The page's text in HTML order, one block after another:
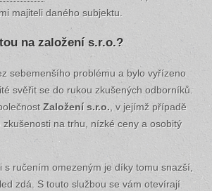
majiteli daného subjektu.
na založení s.r.o.?
sebemenšího problému a bylo vyřízeno
svěřit se do rukou zkušených odborníků.
Založení s.r.o. , v jejímž případě
na trhu, nízké ceny a osobitý
s ručením omezeným je díky tomu snazší,
zdá. S touto službou se vám otevírají